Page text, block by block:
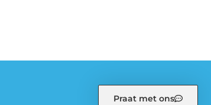
Praat met ons